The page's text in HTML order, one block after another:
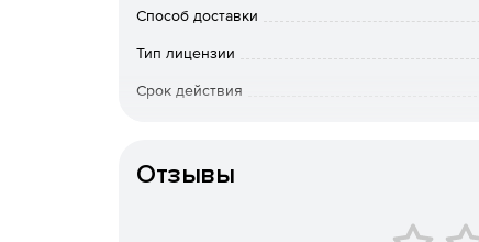
вредоносных сайтов.
Автоматическое обновление вирусных
Централизованный менеджмент карантина.
Исключение надежных процессов из
Способ доставки
Тип лицензии
Срок действия
Отзывы